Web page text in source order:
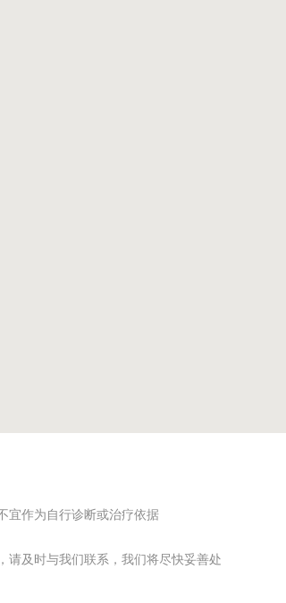
宜作为自行诊断或治疗依据
请及时与我们联系，我们将尽快妥善处